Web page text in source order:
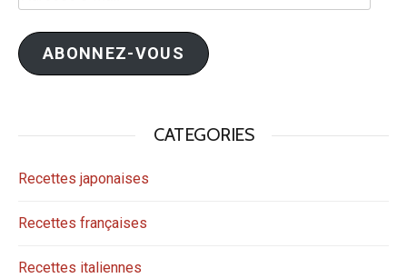
e-
mail
ABONNEZ-VOUS
CATEGORIES
Recettes japonaises
Recettes françaises
Recettes italiennes